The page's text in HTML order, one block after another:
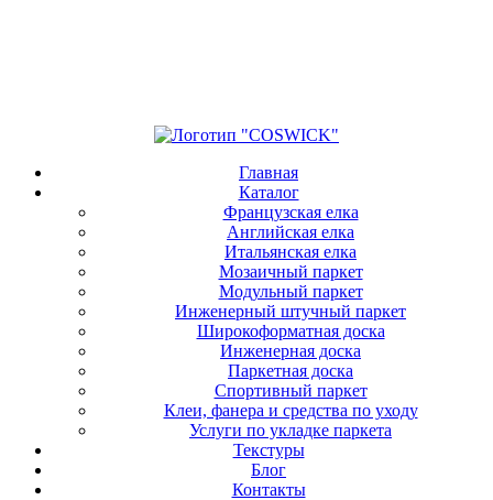
Главная
Каталог
Французская елка
Английская елка
Итальянская елка
Мозаичный паркет
Модульный паркет
Инженерный штучный паркет
Широкоформатная доска
Инженерная доска
Паркетная доска
Спортивный паркет
Клеи, фанера и средства по уходу
Услуги по укладке паркета
Текстуры
Блог
Контакты